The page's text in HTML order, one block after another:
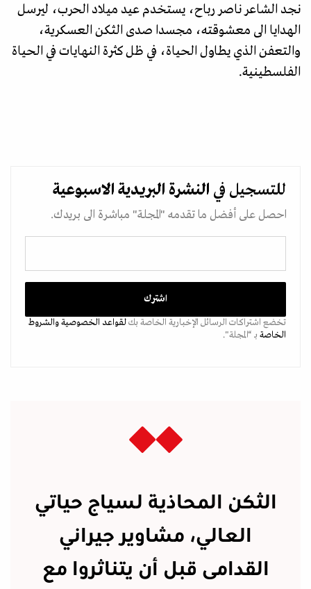
نجد الشاعر ناصر رباح، يستخدم عيد ميلاد الحرب، ليرسل
الهدايا الى معشوقته، مجسدا صدى الثكن العسكرية،
والتعفن الذي يطاول الحياة، في ظل كثرة النهايات في الحياة
الفلسطينية.
للتسجيل في النشرة البريدية الاسبوعية
احصل على أفضل ما تقدمه "المجلة" مباشرة الى بريدك.
تخضع اشتراكات الرسائل الإخبارية الخاصة بكلقواعد الخصوصيةوالشروط
الخاصة بـ “المجلة".
الثكن المحاذية لسياج حياتي
العالي، مشاوير جيراني
القدامى قبل أن يتناثروا مع